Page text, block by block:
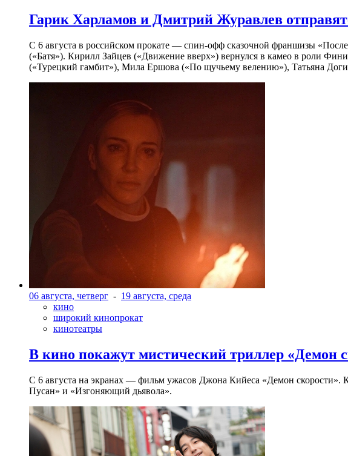
Гарик Харламов и Дмитрий Журавлев
С 6 августа в российском прокате — спин-офф сказочной франшизы
(«Батя»). Кирилл Зайцев («Движение вверх») вернулся в камео в роли
(«Турецкий гамбит»), Мила Ершова («По щучьему велению»), Татьяна
06 августа, четверг - 19 августа, среда
кино
широкий кинопрокат
кинотеатры
В кино покажут мистический триллер «Демон
С 6 августа на экранах — фильм ужасов Джона Кийеса «Демон
Пусан» и «Изгоняющий дьявола».